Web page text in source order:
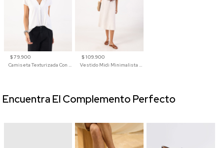
$ 79.900
Camiseta Texturizada Con Cuello En V Para Mujer
$ 109.900
Vestido Midi Minimalista De Silueta Amplia
Encuentra El Complemento Perfecto